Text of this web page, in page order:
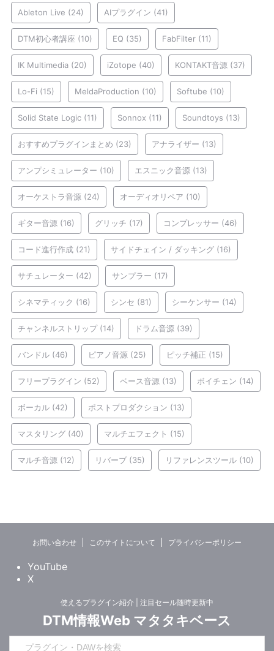
Ableton Live (24) AIプラグイン (41)
DTM初心者講座 (10) EQ (35) FabFilter (11)
IK Multimedia (20) iZotope (40) KONTAKT音源 (37)
Lo-Fi (15) MeldaProduction (10) Softube (10)
Solid State Logic (11) Sonnox (11) Soundtoys (13)
おすすめプラグインまとめ (23) アナライザー (13)
アンプシミュレーター (10) エスニック音源 (13)
オーケストラ音源 (24) オーディオリペア (10)
ギター音源 (16) グリッチ (17) コンプレッサー (46)
コード進行作成 (21) サイドチェイン / ダッキング (16)
サチュレーター (42) サンプラー (17)
シネマティック (16) シンセ (81) シーケンサー (14)
チャンネルストリップ(14) ドラム音源 (39)
バンドル (46) ピアノ音源 (25) ピッチ補正 (15)
フリープラグイン (52) ベース音源 (13) ボイチェン (14)
ボーカル (42) ポストプロダクション (13)
マスタリング (40) マルチエフェクト (15)
マルチ音源 (12) リバーブ (35) リファレンスツール (10)
お問い合わせ このサイトについて プライバシーポリシー
YouTube
X
使えるプラグイン紹介 | 注目セール随時更新中
DTM情報Web マタタキベース